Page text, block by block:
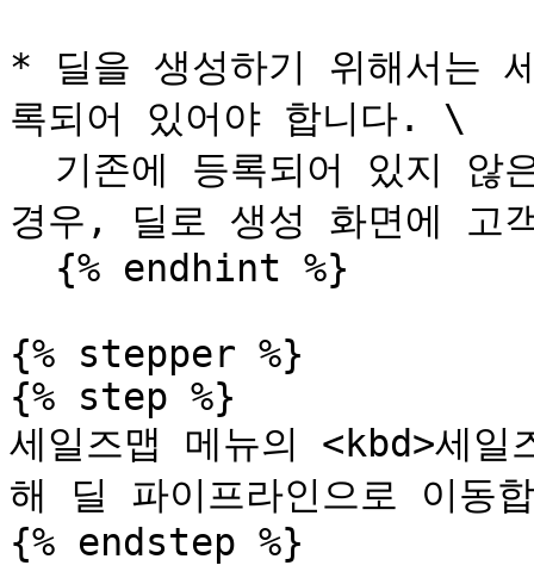
* 딜을 생성하기 위해서는
록되어 있어야 합니다. \
경우, 딜로 생성 화면에 고
{% stepper %}
{% step %}
세일즈맵 메뉴의 <kbd>세
해 딜 파이프라인으로 이동
{% endstep %}